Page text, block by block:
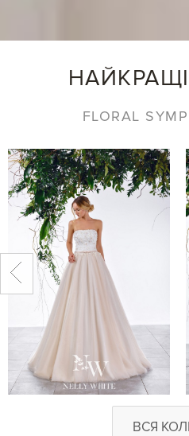
FLORAL
ВСЯ